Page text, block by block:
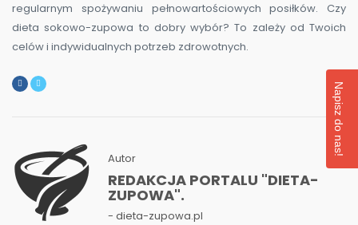
regularnym spożywaniu pełnowartościowych posiłków. Czy
dieta sokowo-zupowa to dobry wybór? To zależy od Twoich
celów i indywidualnych potrzeb zdrowotnych.
Autor
REDAKCJA PORTALU "DIETA-
ZUPOWA".
- dieta-zupowa.pl
Napisz do nas!